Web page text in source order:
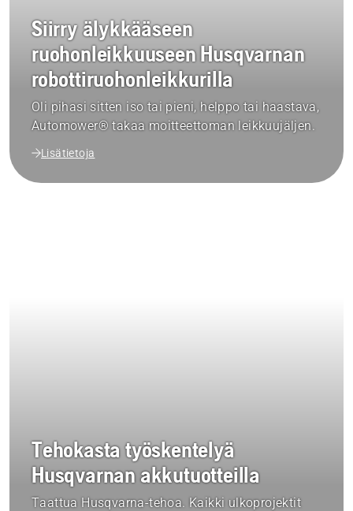
Siirry älykkääseen
ruohonleikkuuseen Husqvarnan
robottiruohonleikkurilla
Oli pihasi sitten iso tai pieni, helppo tai haastava,
Automower® takaa moitteettoman leikkuujäljen.
Lisätietoja
Tehokasta työskentelyä
Husqvarnan akkutuotteilla
Taattua Husqvarna-tehoa. Kaikki ulkoprojektit